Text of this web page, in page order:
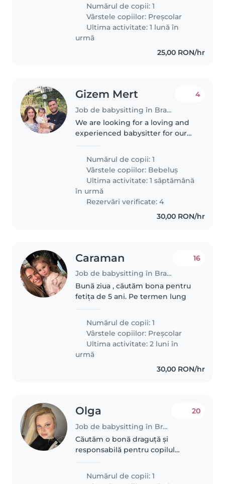
poată ajuta cu temele și să se
simtă confortabilă..
Numărul de copii: 1
Vârstele copiilor: Preșcolar
Ultima activitate: 1 lună în
urmă
25,00 RON/hr
Gizem Mert
Job de babysitting în Brașov
4
We are looking for a loving and
experienced babysitter for our
affectionate. We expect the
babysitter to accompany us
during..
Numărul de copii: 1
Vârstele copiilor: Bebeluș
Ultima activitate: 1 săptămână
în urmă
Rezervări verificate: 4
30,00 RON/hr
Caraman
Job de babysitting în Brașov
16
Bună ziua , căutăm bona pentru
fetița de 5 ani. Pe termen lung
Numărul de copii: 1
Vârstele copiilor: Preșcolar
Ultima activitate: 2 luni în
urmă
30,00 RON/hr
Olga
Job de babysitting în Brașov
20
Căutăm o bonă draguță și
responsabilă pentru copilul
inteligent, jucăuș și amuzant. Ne-
ar plăcea ca bonă să fie
Numărul de copii: 1